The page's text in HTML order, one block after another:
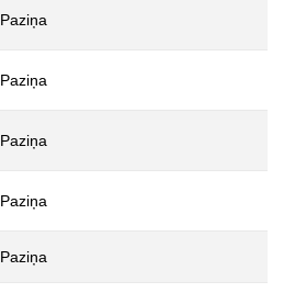
Paziņa
Paziņa
Paziņa
Paziņa
Paziņa